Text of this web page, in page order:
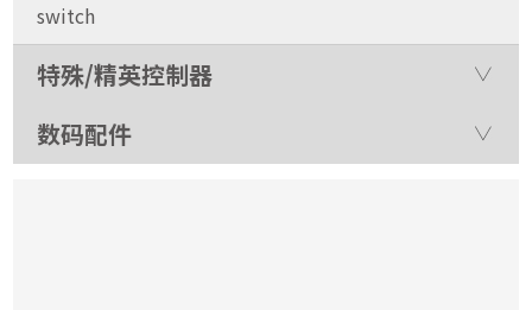
switch
特殊/精英控制器
数码配件